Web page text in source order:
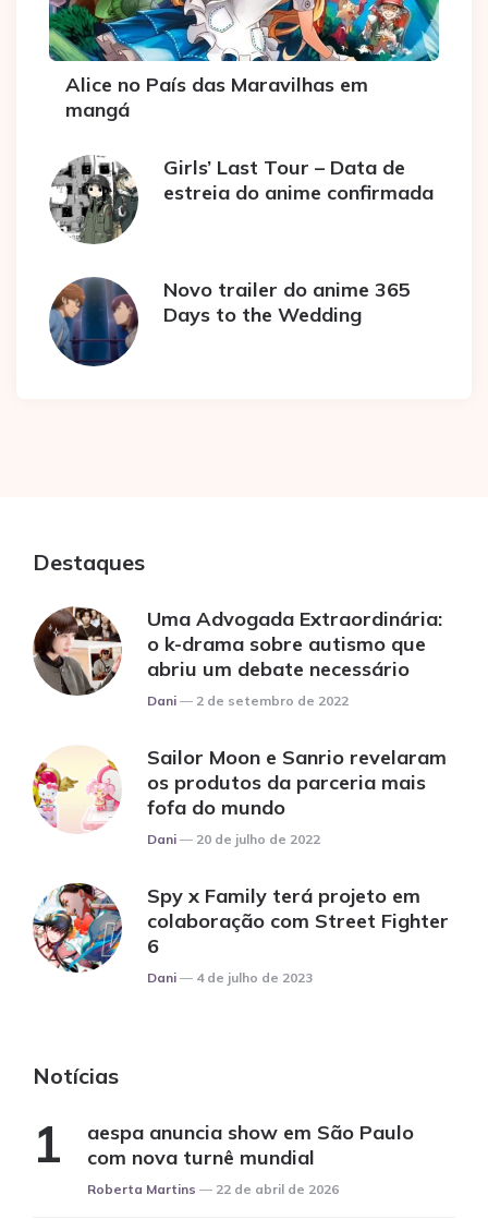
Alice no País das Maravilhas em
mangá
Girls’ Last Tour – Data de
estreia do anime confirmada
Novo trailer do anime 365
Days to the Wedding
Destaques
Uma Advogada Extraordinária:
o k-drama sobre autismo que
abriu um debate necessário
Posted
Dani 2 de setembro de 2022
Sailor Moon e Sanrio revelaram
os produtos da parceria mais
fofa do mundo
Posted
Dani 20 de julho de 2022
Spy x Family terá projeto em
colaboração com Street Fighter
6
Posted
Dani 4 de julho de 2023
Notícias
aespa anuncia show em São Paulo
com nova turnê mundial
Posted
Roberta Martins 22 de abril de 2026